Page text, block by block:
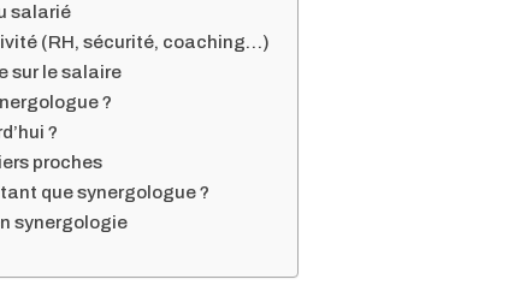
salarié
(RH, sécurité, coaching…)
sur le salaire
?
?
proches
que synergologue ?
synergologie